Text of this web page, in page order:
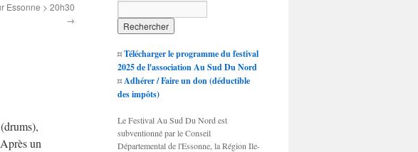
Essonne > 20h30
→
un
¤Télécharger le programme du festival
2025 de l'association Au Sud Du Nord
¤Adhérer / Faire un don (déductible
des impôts)
Le Festival Au Sud Du Nord est
subventionné par le Conseil
Départemental de l'Essonne, la Région Ile-